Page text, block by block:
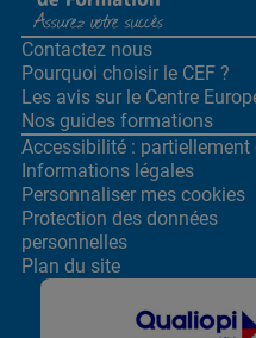
Contactez nous
Pourquoi choisir le CEF ?
Les avis sur le Centre
Nos guides formations
Accessibilité :
Informations légales
Personnaliser mes cookies
Protection des données
personnelles
Plan du site